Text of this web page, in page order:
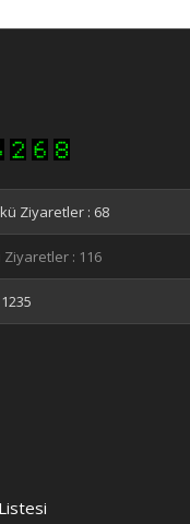
Ziyaretler : 68
: 116